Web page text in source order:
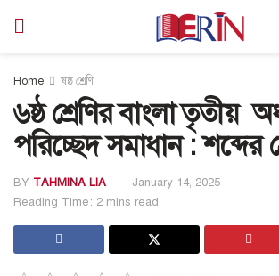
Home ষষ্ঠ শ্রেণি
৬ষ্ঠ শ্রেণির বাংলা তৃতীয়
পরিচ্ছেদ সমাধান : শব্দের
BY TAHMINA LIA
January 14, 2025
Reading Time: 2 mins read